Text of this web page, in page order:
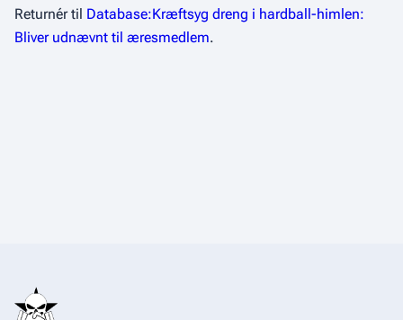
Returnér til Database:Kræftsyg dreng i hardball-himlen:
Bliver udnævnt til æresmedlem.